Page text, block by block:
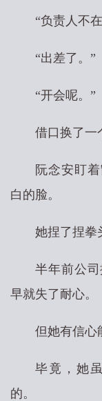
“负责人不
“出差了。”
“开会呢。”
借口换了一
阮念安盯
白的脸。
她捏了捏拳
半年前公
早就失了耐心。
但她有信心
毕竟，她
的。